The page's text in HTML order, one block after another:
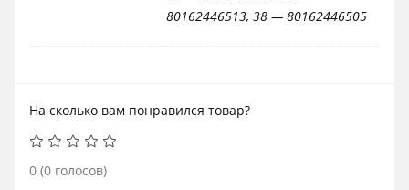
80162446513, 38 — 80162446505
На сколько вам понравился товар?
0 (0 голосов)